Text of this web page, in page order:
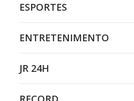
ESPORTES
ENTRETENIMENTO
JR 24H